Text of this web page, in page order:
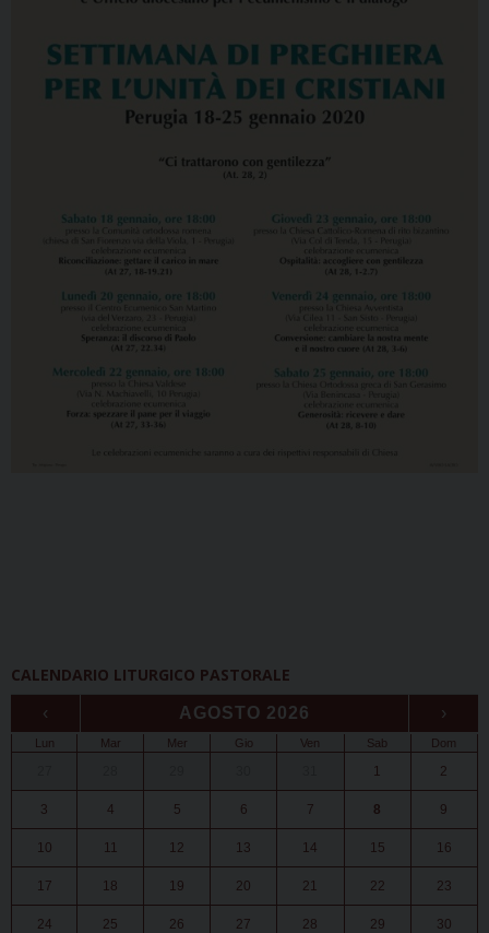
CALENDARIO LITURGICO PASTORALE
‹ AGOSTO 2026 ›
Lun Mar Mer Gio Ven Sab Dom
1 2
3 4 5 6 7 8 9
10 11 12 13 14 15 16
17 18 19 20 21 22 23
24 25 26 27 28 29 30